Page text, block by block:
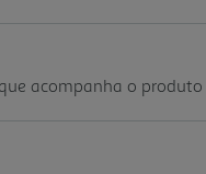
acompanha o produto